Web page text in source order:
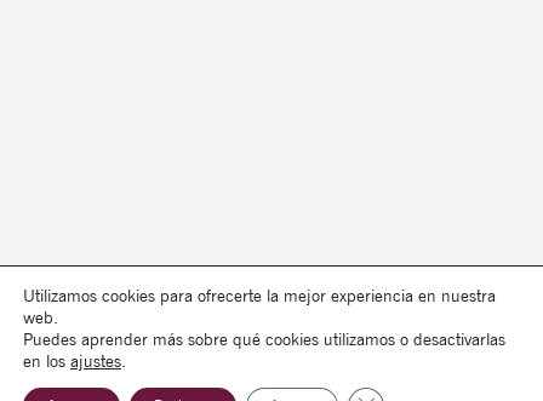
Utilizamos cookies para ofrecerte la mejor experiencia en nuestra
web.
Puedes aprender más sobre qué cookies utilizamos o desactivarlas
en los ajustes